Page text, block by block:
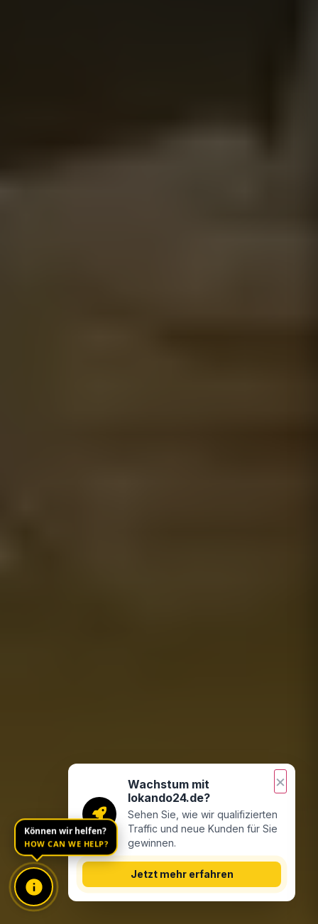
×
Wachstum mit
lokando24.de?
Sehen Sie, wie wir qualifizierten
Traffic und neue Kunden für Sie
gewinnen.
Jetzt mehr erfahren
Können wir helfen?
HOW CAN WE HELP?